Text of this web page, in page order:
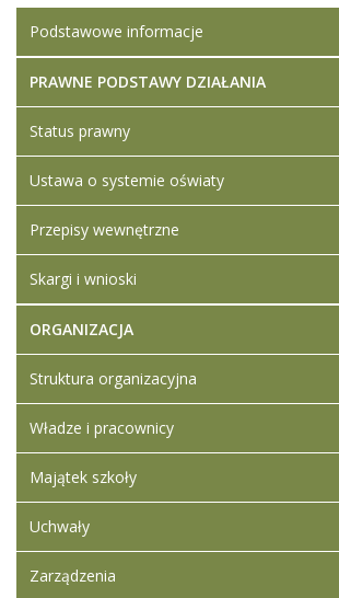
Podstawowe informacje
PRAWNE PODSTAWY DZIAŁANIA
Status prawny
Ustawa o systemie oświaty
Przepisy wewnętrzne
Skargi i wnioski
ORGANIZACJA
Struktura organizacyjna
Władze i pracownicy
Majątek szkoły
Uchwały
Zarządzenia